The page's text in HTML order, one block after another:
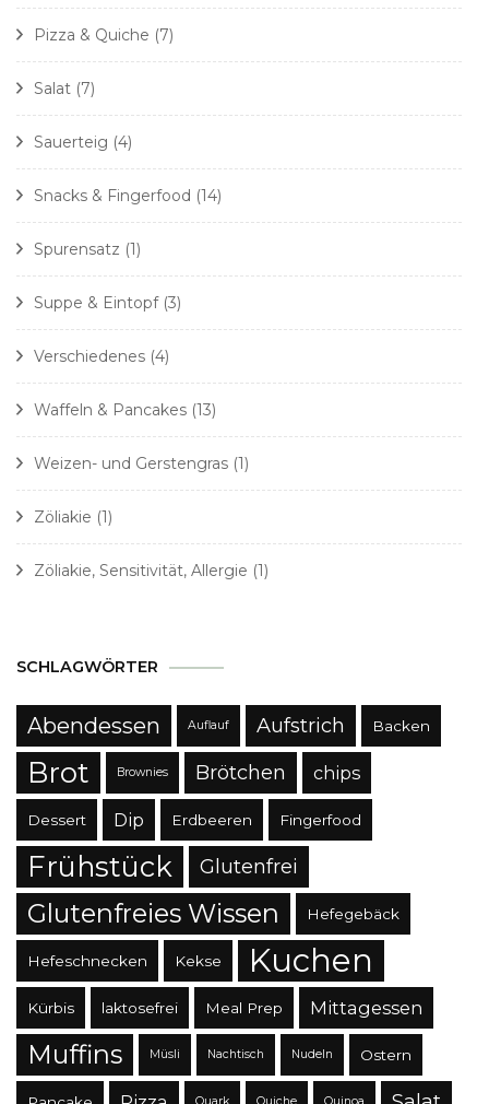
Pizza & Quiche (7)
Salat (7)
Sauerteig (4)
Snacks & Fingerfood (14)
Spurensatz (1)
Suppe & Eintopf(3)
Verschiedenes (4)
Waffeln & Pancakes (13)
Weizen- und Gerstengras (1)
Zöliakie (1)
Zöliakie, Sensitivität, Allergie (1)
SCHLAGWÖRTER
Abendessen Auflauf Aufstrich Backen
Brot Brownies Brötchen chips
Dessert Dip Erdbeeren Fingerfood
Frühstück Glutenfrei
Glutenfreies Wissen Hefegebäck
Hefeschnecken Kekse Kuchen
Kürbis laktosefrei Meal Prep Mittagessen
Muffins Müsli Nachtisch Nudeln Ostern